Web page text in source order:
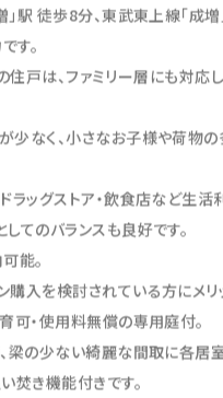
」駅 徒歩8分、東武東上線「成
す。
住戸は、ファミリー層にも対応
なく、小さなお子様や荷物
ラッグストア・飲食店など生活
てのバランスも良好です。
能。
入を検討されている方にメリ
可・使用料無償の専用庭付。
梁の少ない綺麗な間取に各居
焚き機能付きです。